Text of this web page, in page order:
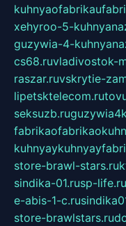
xehyroo-5-
guzywia-4-
cs68.ruvladivostok-
raszar.ruvskrytie-
lipetsktelecom.ru
seksuzb.ru
store-brawl-stars.ru
sindika-01.rusp-life.ru
e-abis-1-c.ru
store-brawlstars.ru